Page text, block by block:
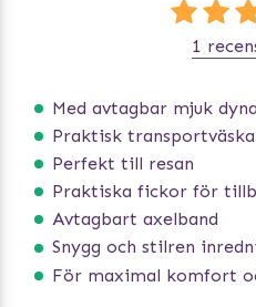
Med avtagbar mjuk dyna
Praktisk transportväska
Perfekt till resan
Praktiska fickor för
Avtagbart axelband
Snygg och stilren
För maximal komfort och
1